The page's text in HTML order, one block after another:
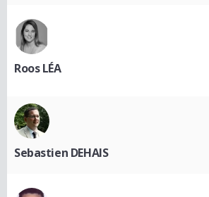
Roos LÉA
Sebastien DEHAIS